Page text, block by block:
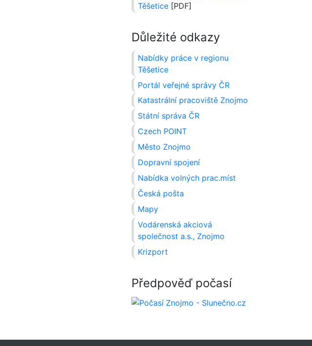
Těšetice[PDF]
Důležité odkazy
Nabídky práce v regionu
Těšetice
Portál veřejné správy ČR
Katastrální pracoviště Znojmo
Státní správa ČR
Czech POINT
Město Znojmo
Dopravní spojení
Nabídka volných prac.míst
Česká pošta
Mapy
Vodárenská akciová
společnost a.s., Znojmo
Krizport
Předpověď počasí